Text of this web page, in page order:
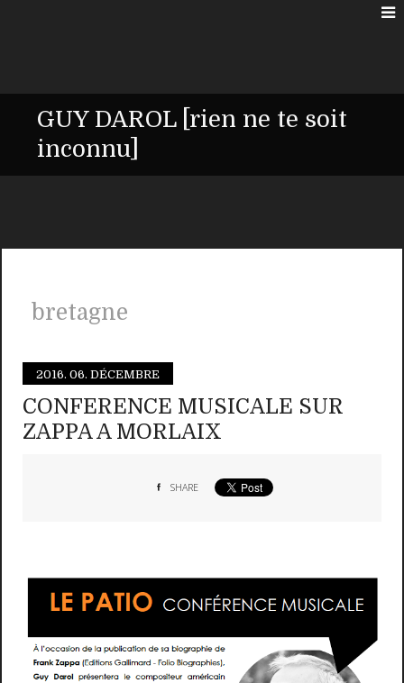
GUY DAROL [rien ne te soit
inconnu]
bretagne
2016. 06. DÉCEMBRE
CONFERENCE MUSICALE SUR
ZAPPA A MORLAIX
SHARE